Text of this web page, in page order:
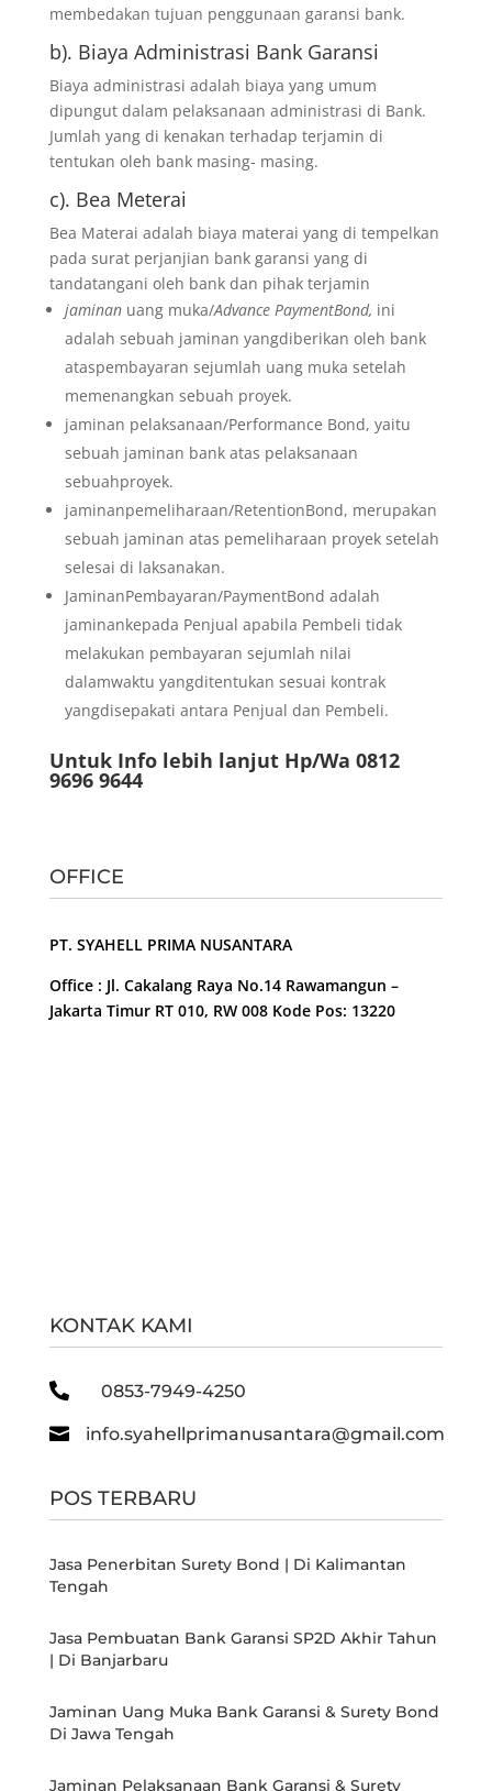
membedakan tujuan penggunaan garansi bank.
b). Biaya Administrasi Bank Garansi
Biaya administrasi adalah biaya yang umum
dipungut dalam pelaksanaan administrasi di Bank.
Jumlah yang di kenakan terhadap terjamin di
tentukan oleh bank masing- masing.
c). Bea Meterai
Bea Materai adalah biaya materai yang di tempelkan
pada surat perjanjian bank garansi yang di
tandatangani oleh bank dan pihak terjamin
jaminan uang muka/Advance PaymentBond, ini
adalah sebuah jaminan yangdiberikan oleh bank
ataspembayaran sejumlah uang muka setelah
memenangkan sebuah proyek.
jaminan pelaksanaan/Performance Bond, yaitu
sebuah jaminan bank atas pelaksanaan
sebuahproyek.
jaminanpemeliharaan/RetentionBond, merupakan
sebuah jaminan atas pemeliharaan proyek setelah
selesai di laksanakan.
JaminanPembayaran/PaymentBond adalah
jaminankepada Penjual apabila Pembeli tidak
melakukan pembayaran sejumlah nilai
dalamwaktu yangditentukan sesuai kontrak
yangdisepakati antara Penjual dan Pembeli.
Untuk Info lebih lanjut Hp/Wa 0812
9696 9644
OFFICE
PT. SYAHELL PRIMA NUSANTARA
Office : Jl. Cakalang Raya No.14 Rawamangun –
Jakarta Timur RT 010, RW 008 Kode Pos: 13220
KONTAK KAMI
 0853-7949-4250
 info.syahellprimanusantara@gmail.com
POS TERBARU
Jasa Penerbitan Surety Bond | Di Kalimantan
Tengah
Jasa Pembuatan Bank Garansi SP2D Akhir Tahun
| Di Banjarbaru
Jaminan Uang Muka Bank Garansi & Surety Bond
Di Jawa Tengah
Jaminan Pelaksanaan Bank Garansi & Surety